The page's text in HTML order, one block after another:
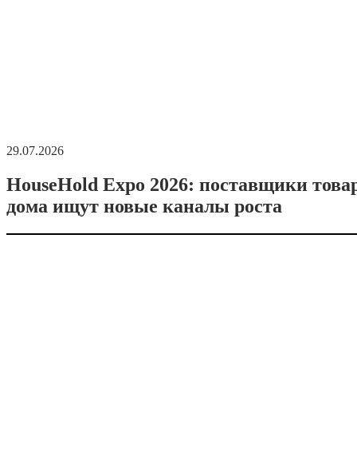
29.07.2026
HouseHold Expo 2026: поставщики
дома ищут новые каналы роста